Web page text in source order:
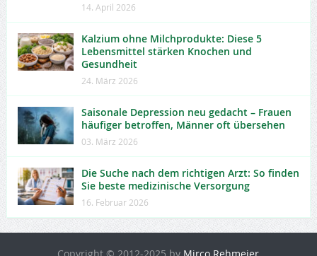
14. April 2026
Kalzium ohne Milchprodukte: Diese 5
Lebensmittel stärken Knochen und
Gesundheit
24. März 2026
Saisonale Depression neu gedacht – Frauen
häufiger betroffen, Männer oft übersehen
03. März 2026
Die Suche nach dem richtigen Arzt: So finden
Sie beste medizinische Versorgung
16. Februar 2026